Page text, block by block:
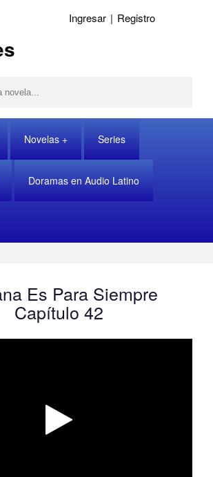
Ingresar | Registro
Novelas Series
Doramas en Audio Latino
Es Para Siempre
Capítulo 42